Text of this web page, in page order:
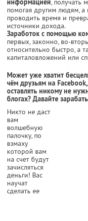
информацией, получать
помогая другим людям, а
проводить время и
источники дохода.
Заработок с помощью
первых, законно, во-
относительно быстро, а
капиталовложений или
Может уже хватит
чём друзьям на
оставлять никому не
блогах? Давайте
Никто не даст
вам
волшебную
палочку, по
взмаху
которой вам
на счет будут
зачисляться
деньги! Вас
научат
сделать ее